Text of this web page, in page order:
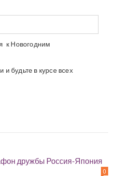
к Новогодним
будьте в курсе всех
дружбы Россия-Япония
0